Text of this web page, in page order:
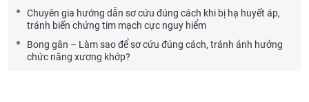
Chuyên gia hướng dẫn sơ cứu đúng cách khi bị hạ huyết áp,
tránh biến chứng tim mạch cực nguy hiểm
Bong gân – Làm sao để sơ cứu đúng cách, tránh ảnh hưởng
chức năng xương khớp?